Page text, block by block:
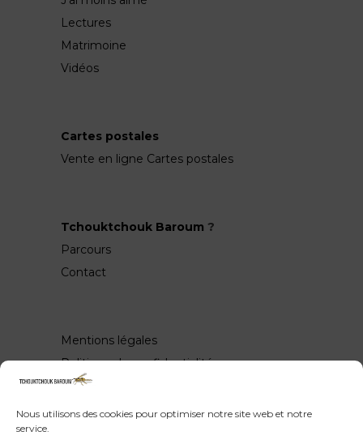
Nous utilisons des cookies pour optimiser notre site web et notre
service.
Lectures
Matrimoine
Vidéos
Cartes postales
Vente en ligne Cartes postales
Tchouktchouk Baroum ?
Parcours
Contact
Mentions légales
Politique de confidentialité